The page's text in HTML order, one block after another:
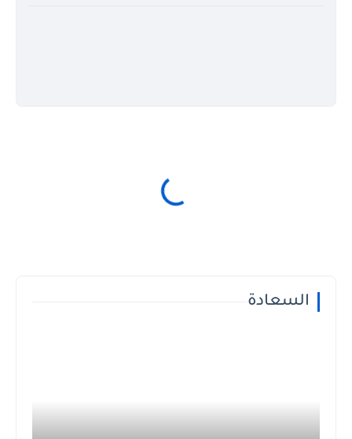
السعادة